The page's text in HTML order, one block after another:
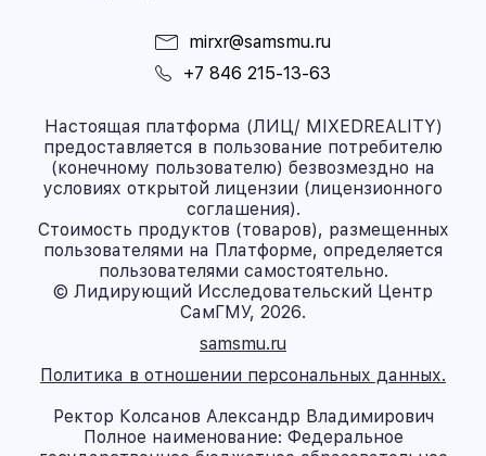
mirxr@samsmu.ru
+7 846 215-13-63
Настоящая платформа (ЛИЦ/ MIXEDREALITY)
предоставляется в пользование потребителю
(конечному пользователю) безвозмездно на
условиях открытой лицензии (лицензионного
соглашения).
Стоимость продуктов (товаров), размещенных
пользователями на Платформе, определяется
пользователями самостоятельно.
© Лидирующий Исследовательский Центр
СамГМУ, 2026.
samsmu.ru
Политика в отношении персональных данных.
Ректор Колсанов Александр Владимирович
Полное наименование: Федеральное